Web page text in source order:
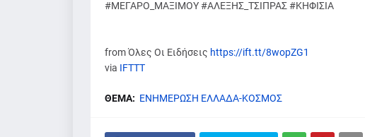
#ΜΕΓΑΡΟ_ΜΑΞΙΜΟΥ #ΑΛΕΞΗΣ_ΤΣΙΠΡΑΣ #ΚΗΦΙΣΙΑ
from Όλες Οι Ειδήσεις https://ift.tt/8wopZG1
via IFTTT
ΘΕΜΑ: ΕΝΗΜΕΡΩΣΗ ΕΛΛΑΔΑ-ΚΟΣΜΟΣ